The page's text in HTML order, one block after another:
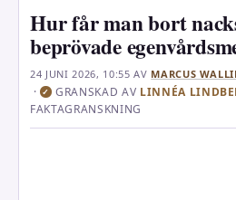
Hur får man bort
beprövade
24 JUNI 2026, 10:55 AV MARCUS
· ✓ GRANSKAD AV LINNÉA
FAKTAGRANSKNING